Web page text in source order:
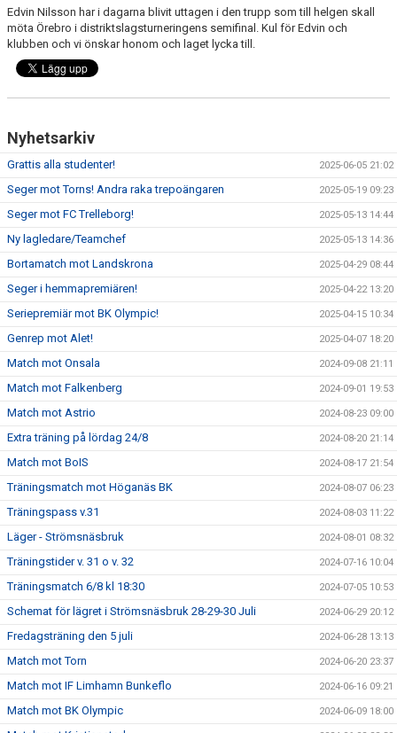
TEORI
Edvin Nilsson har i dagarna blivit uttagen i den trupp som till helgen skall
möta Örebro i distriktslagsturneringens semifinal. Kul för Edvin och
klubben och vi önskar honom och laget lycka till.
Nyhetsarkiv
Grattis alla studenter! 2025-06-05 21:02
Seger mot Torns! Andra raka trepoängaren 2025-05-19 09:23
Seger mot FC Trelleborg! 2025-05-13 14:44
Ny lagledare/Teamchef 2025-05-13 14:36
Bortamatch mot Landskrona 2025-04-29 08:44
Seger i hemmapremiären! 2025-04-22 13:20
Seriepremiär mot BK Olympic! 2025-04-15 10:34
Genrep mot Alet! 2025-04-07 18:20
Match mot Onsala 2024-09-08 21:11
Match mot Falkenberg 2024-09-01 19:53
Match mot Astrio 2024-08-23 09:00
Extra träning på lördag 24/8 2024-08-20 21:14
Match mot BoIS 2024-08-17 21:54
Träningsmatch mot Höganäs BK 2024-08-07 06:23
Träningspass v.31 2024-08-03 11:22
Läger - Strömsnäsbruk 2024-08-01 08:32
Träningstider v. 31 o v. 32 2024-07-16 10:04
Träningsmatch 6/8 kl 18:30 2024-07-05 10:53
Schemat för lägret i Strömsnäsbruk 28-29-30 Juli 2024-06-29 20:12
Fredagsträning den 5 juli 2024-06-28 13:13
Match mot Torn 2024-06-20 23:37
Match mot IF Limhamn Bunkeflo 2024-06-16 09:21
Match mot BK Olympic 2024-06-09 18:00